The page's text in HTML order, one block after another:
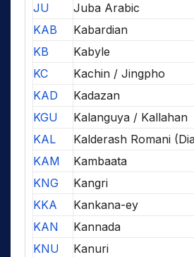
JU
Juba Arabic
KAB
Kabardian
KB
Kabyle
KC
Kachin / Jingpho
KAD
Kadazan
KGU
Kalanguya / Kallahan
KAL
Kalderash Romani
KAM
Kambaata
KNG
Kangri
KKA
Kankana-ey
KAN
Kannada
KNU
Kanuri